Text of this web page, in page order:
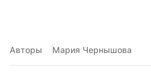
Авторы Мария Чернышова